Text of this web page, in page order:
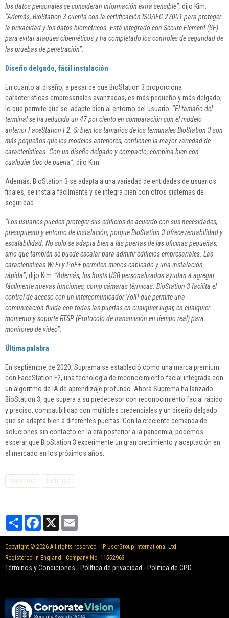
los datos personales se consideran información extra sensible”, dijo Kim.
“Además, BioStation 3 cuenta con la certificación ISO/IEC 27001 para proteger
la privacidad y los datos biométricos. Está integrado con Secure Element (SE)
para evitar ataques cibernéticos y ha completado los controles de seguridad de
las pruebas de penetración”.
Diseño delgado, fácil instalación
En cuanto al diseño, a pesar de que BioStation 3 proporciona
características empresariales avanzadas, es más pequeño y más delgado,
lo que permite que se adapte bien al entorno del usuario. “El tamaño del
terminal se ha reducido un 47 por ciento en comparación con el modelo
anterior FaceStation F2. Si bien los tamaños de los terminales BioStation 3 son
más pequeños que los modelos anteriores, contienen la mayor variedad de
características. Con un diseño delgado y compacto, combina bien con
cualquier tipo de puerta”, dijo Kim.
Además, BioStation 3 se adapta a una variedad de entidades de usuarios
finales, se instala fácilmente y se integra bien con otros sistemas de
seguridad.
“Los usuarios pueden proteger sus edificios de acuerdo con sus necesidades,
presupuesto y entorno de instalación, porque BioStation 3 ofrece rentabilidad y
escalabilidad. No solo se adapta bien a las puertas de las oficinas pequeñas,
sino que también se puede escalar para admitir edificios empresariales. Las
características Wi-Fi y PoE+ permiten menos cableado y una instalación
rápida”, dijo Kim. “Además, los hosts USB personalizados ayudan a agregar
fácilmente nuevas funciones, como cámaras térmicas. BioStation 3 facilita el
control de acceso con un intercomunicador VoIP que permite una
comunicación fluida con todas las puertas en cualquier lugar, en cualquier
momento y soporte RTSP (Protocolo de transmisión en tiempo real) para
monitoreo de video”.
Última palabra
En septiembre de 2020, Suprema se estableció como una marca premium
con FaceStation F2, una tecnología de reconocimiento facial integrada con
un algoritmo de IA de aprendizaje profundo. Ahora Suprema ha lanzado
BioStation 3, que supera a su predecesor con reconocimiento facial rápido
y preciso, compatibilidad con múltiples credenciales y un diseño delgado
que se adapta bien a diferentes puertas. Con la creciente demanda de
soluciones sin contacto en la era posterior a la pandemia, podemos
esperar que BioStation 3 experimente un gran crecimiento y aceptación en
el mercado en los próximos años.
Suprema Noticias
PartagerFacebook
X
Copyright © 2026 All rights reserved - IP UserGroup International Ltd
Registered in England - Company No. 11552963
Términos y Condiciones - Política de privacidad - Politica de CPD